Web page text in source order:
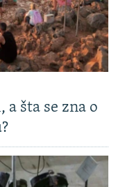
šta se zna o